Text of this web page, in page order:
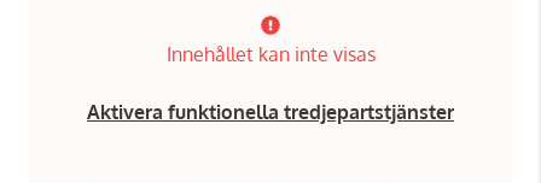
Innehållet kan inte visas
Aktivera funktionella tredjepartstjänster